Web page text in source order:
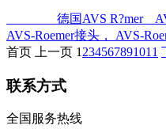
德国AVS R?mer AVS-
AVS-Roemer接头， AVS-
首页
上一页 1 234567891011
联系方式
全国服务热线